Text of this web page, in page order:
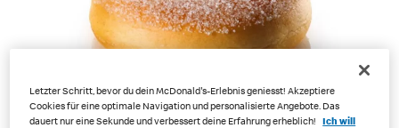
Letzter Schritt, bevor du dein McDonald's-Erlebnis geniesst! Akzeptiere
Cookies für eine optimale Navigation und personalisierte Angebote. Das
dauert nur eine Sekunde und verbessert deine Erfahrung erheblich!
Ich will